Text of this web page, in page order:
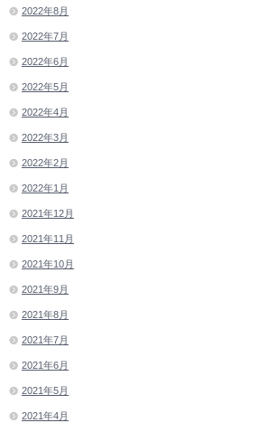
2022年8月
2022年7月
2022年6月
2022年5月
2022年4月
2022年3月
2022年2月
2022年1月
2021年12月
2021年11月
2021年10月
2021年9月
2021年8月
2021年7月
2021年6月
2021年5月
2021年4月